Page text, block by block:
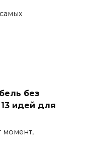
без
идей для
момент,